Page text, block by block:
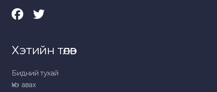
Хэтийн төлөв
Бидний тухай
Үнэ авах